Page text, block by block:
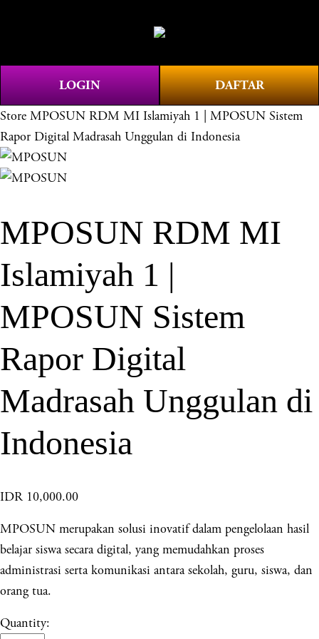
e
u
LOGIN DAFTAR
Store MPOSUN RDM MI Islamiyah 1 | MPOSUN Sistem
Rapor Digital Madrasah Unggulan di Indonesia
MPOSUN RDM MI
Islamiyah 1 |
MPOSUN Sistem
Rapor Digital
Madrasah Unggulan di
Indonesia
IDR 10,000.00
MPOSUN merupakan solusi inovatif dalam pengelolaan hasil
belajar siswa secara digital, yang memudahkan proses
administrasi serta komunikasi antara sekolah, guru, siswa, dan
orang tua.
Quantity: